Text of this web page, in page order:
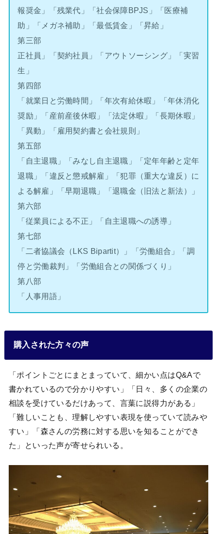
報奨金」「残業代」「社会保障BPJS」「医療補
助」「メガネ補助」「最低賃金」「昇給」
第三部
正社員」「契約社員」「アウトソーシング」「実習
生」
第四部
「就業日と労働時間」「年次有給休暇」「年休消化
奨励」「産前産後休暇」「法定休暇」「長期休暇」
「異動」「雇用契約書と会社規則」
第五部
「自主退職」「みなし自主退職」「定年年齢と定年
退職」「違反と懲戒解雇」「犯罪（重大な違反）に
よる解雇」「早期退職」「退職金（旧法と新法）」
第六部
「従業員による不正」「自主退職への誘導」
第七部
「二者協議会（LKS Bipartit）」「労働組合」「調
停と労働裁判」「労働組合との関係づくり」
第八部
「人事用語」
購入された方々の声
「ポイントごとにまとまっていて、細かい点はQ&Aで
書かれているので分かりやすい」「日々、多くの企業の
相談を受けているだけあって、言葉に説得力がある」
「難しいことも、理解しやすい表現を使っていて読みや
すい」「森さんの労務に対する思いを知ることができ
た」といった声が寄せられいる。